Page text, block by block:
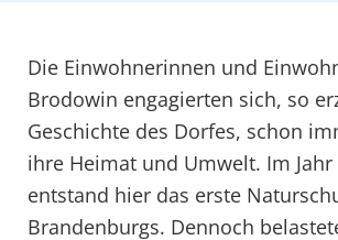
Die Einwohnerinnen und
Brodowin engagierten sich, so
Geschichte des Dorfes, schon
ihre Heimat und Umwelt. Im Jahr
entstand hier das erste
Brandenburgs. Dennoch